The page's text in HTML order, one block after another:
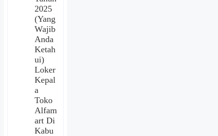
2025
(Yang
Wajib
Anda
Ketah
ui)
Loker
Kepal
a
Toko
Alfam
art Di
Kabu